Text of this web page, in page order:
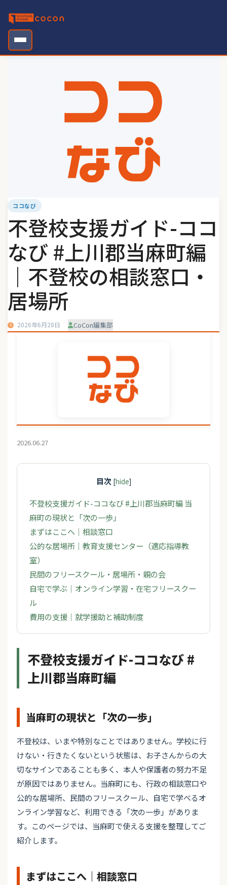
content
ココなび
不登校支援ガイド-ココ
なび #上川郡当麻町編
｜不登校の相談窓口・
居場所
2026年6月28日 CoCon編集部
2026.06.27
目次 [hide]
不登校支援ガイド-ココなび #上川郡当麻町編 当
麻町の現状と「次の一歩」
まずはここへ｜相談窓口
公的な居場所｜教育支援センター（適応指導教
室）
民間のフリースクール・居場所・親の会
自宅で学ぶ｜オンライン学習・在宅フリースクー
ル
費用の支援｜就学援助と補助制度
不登校支援ガイド-ココなび #
上川郡当麻町編
当麻町の現状と「次の一歩」
不登校は、いまや特別なことではありません。学校に行
けない・行きたくないという状態は、お子さんからの大
切なサインであることも多く、本人や保護者の努力不足
が原因ではありません。当麻町にも、行政の相談窓口や
公的な居場所、民間のフリースクール、自宅で学べるオ
ンライン学習など、利用できる「次の一歩」がありま
す。このページでは、当麻町で使える支援を整理してご
紹介します。
まずはここへ｜相談窓口